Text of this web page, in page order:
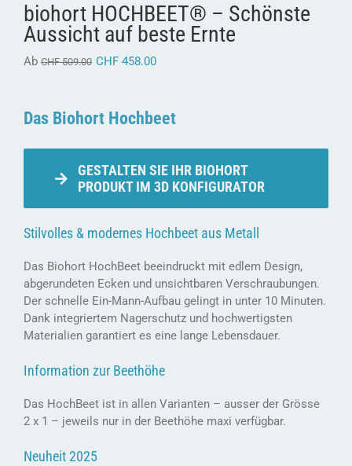
biohort HOCHBEET® – Schönste
Aussicht auf beste Ernte
Ab CHF509.00 CHF 458.00
Das Biohort Hochbeet
GESTALTEN SIE IHR BIOHORT
PRODUKT IM 3D KONFIGURATOR
Stilvolles & modernes Hochbeet aus Metall
Das Biohort HochBeet beeindruckt mit edlem Design,
abgerundeten Ecken und unsichtbaren Verschraubungen.
Der schnelle Ein-Mann-Aufbau gelingt in unter 10 Minuten.
Dank integriertem Nagerschutz und hochwertigsten
Materialien garantiert es eine lange Lebensdauer.
Information zur Beethöhe
Das HochBeet ist in allen Varianten – ausser der Grösse
2 x 1 – jeweils nur in der Beethöhe maxi verfügbar.
Neuheit 2025